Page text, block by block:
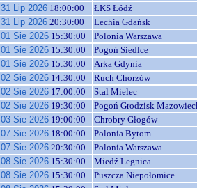
31 Lip 2026 18:00:00
ŁKS Łódź
31 Lip 2026 20:30:00
Lechia Gdańsk
01 Sie 2026 15:30:00
Polonia Warszawa
01 Sie 2026 15:30:00
Pogoń Siedlce
01 Sie 2026 15:30:00
Arka Gdynia
02 Sie 2026 14:30:00
Ruch Chorzów
02 Sie 2026 17:00:00
Stal Mielec
02 Sie 2026 19:30:00
Pogoń Grodzisk
03 Sie 2026 19:00:00
Chrobry Głogów
07 Sie 2026 18:00:00
Polonia Bytom
07 Sie 2026 20:30:00
Polonia Warszawa
08 Sie 2026 15:30:00
Miedź Legnica
08 Sie 2026 15:30:00
Puszcza Niepołomice